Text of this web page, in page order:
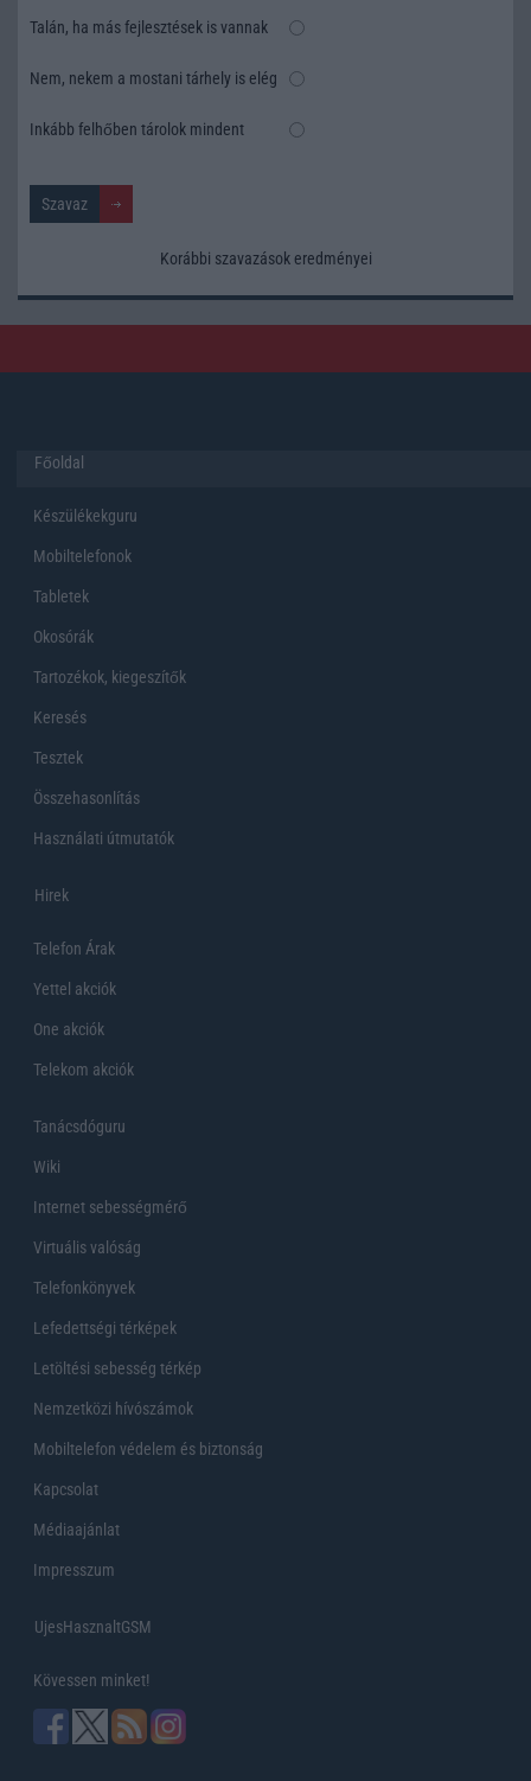
Talán, ha más fejlesztések is vannak
Nem, nekem a mostani tárhely is elég
Inkább felhőben tárolok mindent
Korábbi szavazások eredményei
Főoldal
Készülékekguru
Mobiltelefonok
Tabletek
Okosórák
Tartozékok, kiegeszítők
Keresés
Tesztek
Összehasonlítás
Használati útmutatók
Hirek
Telefon Árak
Yettel akciók
One akciók
Telekom akciók
Tanácsdóguru
Wiki
Internet sebességmérő
Virtuális valóság
Telefonkönyvek
Lefedettségi térképek
Letöltési sebesség térkép
Nemzetközi hívószámok
Mobiltelefon védelem és biztonság
Kapcsolat
Médiaajánlat
Impresszum
UjesHasznaltGSM
Kövessen minket!